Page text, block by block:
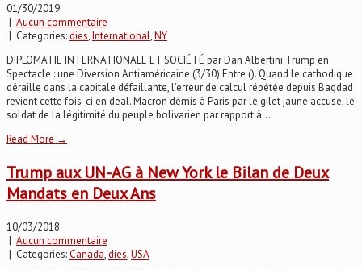
01/30/2019
| Aucun commentaire
| Categories:dies,International,NY
DIPLOMATIE INTERNATIONALE ET SOCIÉTÉ par Dan Albertini Trump en
Spectacle : une Diversion Antiaméricaine (3/30) Entre (). Quand le cathodique
déraille dans la capitale défaillante, l’erreur de calcul répétée depuis Bagdad
revient cette fois-ci en deal. Macron démis à Paris par le gilet jaune accuse, le
soldat de la légitimité du peuple bolivarien par rapport à...
Read More →
Trump aux UN-AG à New York le Bilan de Deux
Mandats en Deux Ans
10/03/2018
| Aucun commentaire
| Categories:Canada,dies,USA